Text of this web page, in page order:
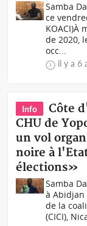
Samba
ce
KOACI)À
de 2020,
occ...
il y a 6
Info
Côte
CHU de
un vol
noire à
élections»
Samba
à Abidjan
de la
(CICI),